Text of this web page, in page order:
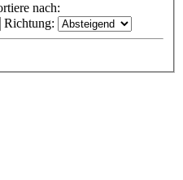
nach:
Richtung: